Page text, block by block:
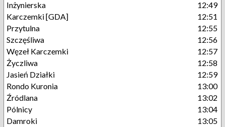
Inżynierska
12:49
Karczemki [GDA]
12:51
Przytulna
12:55
Szczęśliwa
12:56
Węzeł Karczemki
12:57
Życzliwa
12:58
Jasień Działki
12:59
Rondo Kuronia
13:00
Źródlana
13:02
Pólnicy
13:04
Damroki
13:05